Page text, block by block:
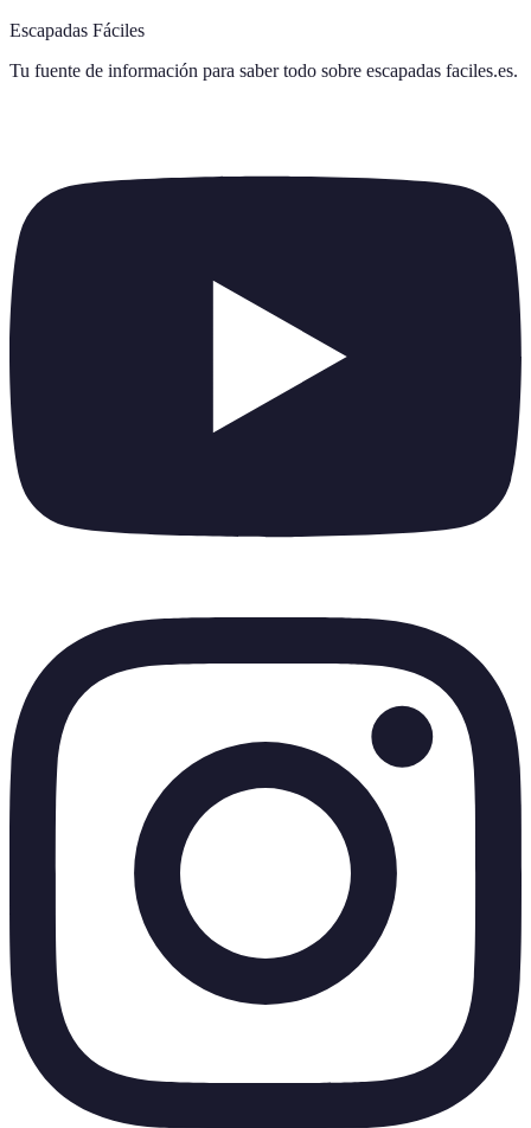
Escapadas Fáciles
Tu fuente de información para saber todo sobre escapadas faciles.es.